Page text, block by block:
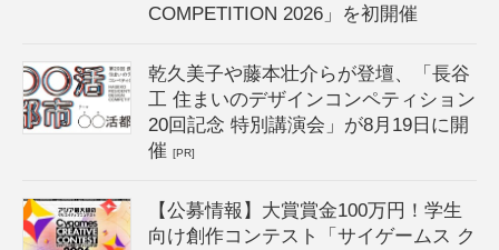
COMPETITION 2026」を初開催
乾久美子や藤本壮介らが登壇、「長谷
工 住まいのデザインコンペティション
20回記念 特別講演会」が8月19日に開
催[PR]
【公募情報】大賞賞金100万円！学生
向け創作コンテスト「サイゲームス ク